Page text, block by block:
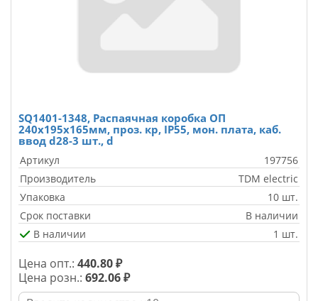
SQ1401-1348, Распаячная коробка ОП
240х195х165мм, проз. кр, IP55, мон. плата, каб.
ввод d28-3 шт., d
Артикул
197756
Производитель
TDM electric
Упаковка
10 шт.
Срок поставки
В наличии
В наличии
1 шт.
Цена опт.: 440.80 ₽
Цена розн.: 692.06 ₽